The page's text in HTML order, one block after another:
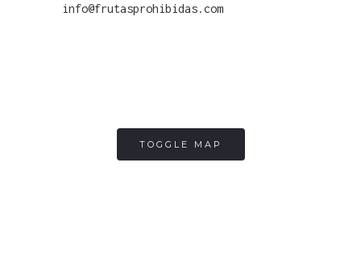
info@frutasprohibidas.com
TOGGLE MAP